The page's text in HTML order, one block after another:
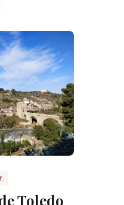
Toledo